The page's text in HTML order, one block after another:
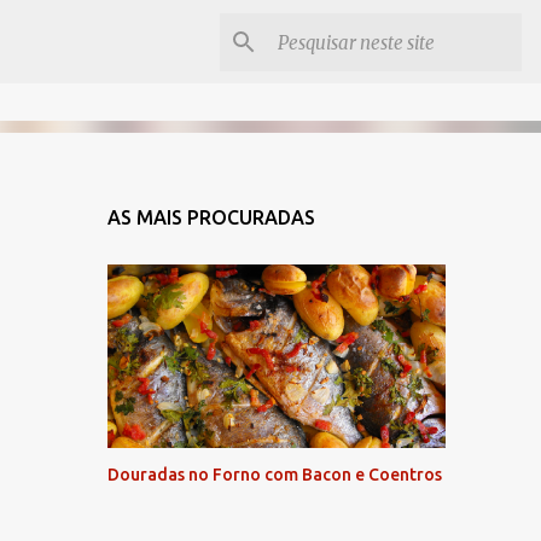
AS MAIS PROCURADAS
Douradas no Forno com Bacon e Coentros